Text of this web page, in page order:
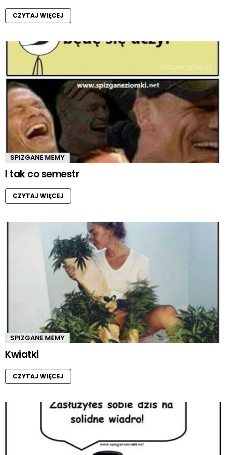
CZYTAJ WIĘCEJ
SPIZGANE MEMY
I tak co semestr
CZYTAJ WIĘCEJ
SPIZGANE MEMY
Kwiatki
CZYTAJ WIĘCEJ